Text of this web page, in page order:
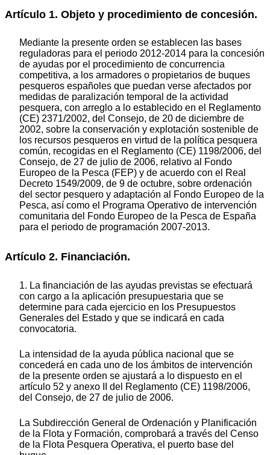
Artículo 1. Objeto y procedimiento de concesión.
Mediante la presente orden se establecen las bases
reguladoras para el periodo 2012-2014 para la concesión
de ayudas por el procedimiento de concurrencia
competitiva, a los armadores o propietarios de buques
pesqueros españoles que puedan verse afectados por
medidas de paralización temporal de la actividad
pesquera, con arreglo a lo establecido en el Reglamento
(CE) 2371/2002, del Consejo, de 20 de diciembre de
2002, sobre la conservación y explotación sostenible de
los recursos pesqueros en virtud de la política pesquera
común, recogidas en el Reglamento (CE) 1198/2006, del
Consejo, de 27 de julio de 2006, relativo al Fondo
Europeo de la Pesca (FEP) y de acuerdo con el Real
Decreto 1549/2009, de 9 de octubre, sobre ordenación
del sector pesquero y adaptación al Fondo Europeo de la
Pesca, así como el Programa Operativo de intervención
comunitaria del Fondo Europeo de la Pesca de España
para el periodo de programación 2007-2013.
Artículo 2. Financiación.
1. La financiación de las ayudas previstas se efectuará
con cargo a la aplicación presupuestaria que se
determine para cada ejercicio en los Presupuestos
Generales del Estado y que se indicará en cada
convocatoria.
La intensidad de la ayuda pública nacional que se
concederá en cada uno de los ámbitos de intervención
de la presente orden se ajustará a lo dispuesto en el
artículo 52 y anexo II del Reglamento (CE) 1198/2006,
del Consejo, de 27 de julio de 2006.
La Subdirección General de Ordenación y Planificación
de la Flota y Formación, comprobará a través del Censo
de la Flota Pesquera Operativa, el puerto base del